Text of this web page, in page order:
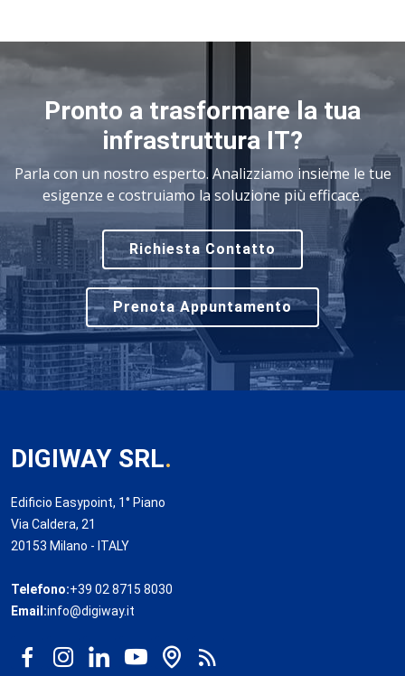
Pronto a trasformare la tua
infrastruttura IT?
Parla con un nostro esperto. Analizziamo insieme le tue
esigenze e costruiamo la soluzione più efficace.
Richiesta Contatto
Prenota Appuntamento
DIGIWAY SRL.
Edificio Easypoint, 1° Piano
Via Caldera, 21
20153 Milano - ITALY
Telefono:+39 02 8715 8030
Email:info@digiway.it